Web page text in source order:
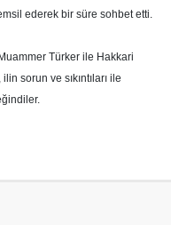
ederek bir süre sohbet etti.
Türker ile Hakkari
sorun ve sıkıntıları ile